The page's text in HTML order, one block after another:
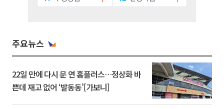
주요뉴스
22일 만에 다시 문 연 홈플러스…정상화 바
쁜데 재고 없어 ‘발동동’[가보니]